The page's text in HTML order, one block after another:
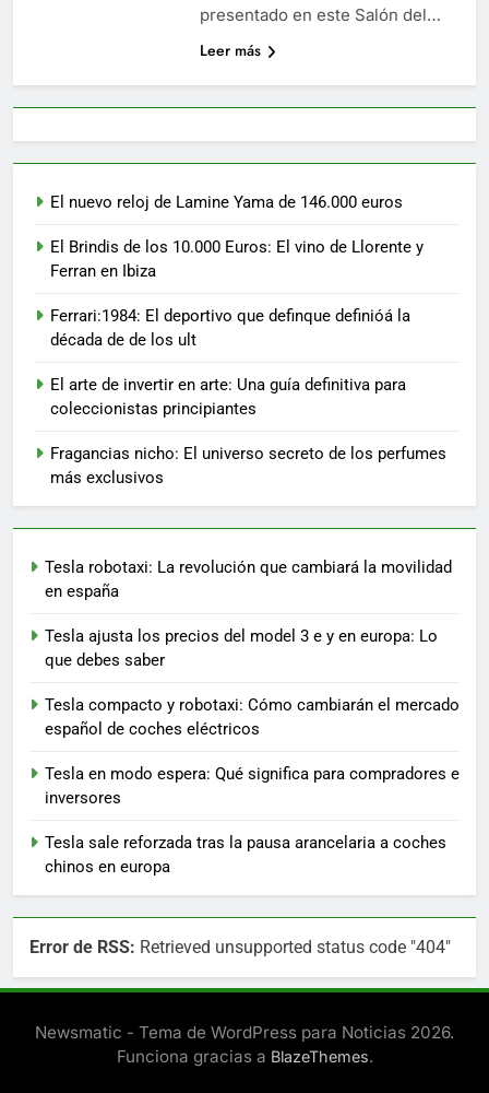
presentado en este Salón del…
Leer más
El nuevo reloj de Lamine Yama de 146.000 euros
El Brindis de los 10.000 Euros: El vino de Llorente y
Ferran en Ibiza
Ferrari:1984: El deportivo que definque definióá la
década de de los ult
El arte de invertir en arte: Una guía definitiva para
coleccionistas principiantes
Fragancias nicho: El universo secreto de los perfumes
más exclusivos
Tesla robotaxi: La revolución que cambiará la movilidad
en españa
Tesla ajusta los precios del model 3 e y en europa: Lo
que debes saber
Tesla compacto y robotaxi: Cómo cambiarán el mercado
español de coches eléctricos
Tesla en modo espera: Qué significa para compradores e
inversores
Tesla sale reforzada tras la pausa arancelaria a coches
chinos en europa
Error de RSS: Retrieved unsupported status code "404"
Newsmatic - Tema de WordPress para Noticias 2026.
Funciona gracias a BlazeThemes.